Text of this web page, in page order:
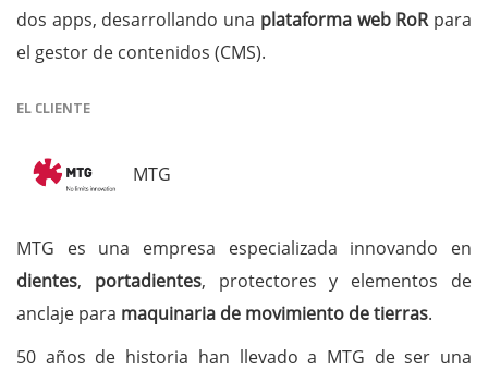
dos apps, desarrollando una plataforma web RoRpara
el gestor de contenidos (CMS).
EL CLIENTE
MTG
MTG es una empresa especializada innovando en
dientes, portadientes, protectores y elementos de
anclaje para maquinaria de movimiento de tierras.
50 años de historia han llevado a MTG de ser una